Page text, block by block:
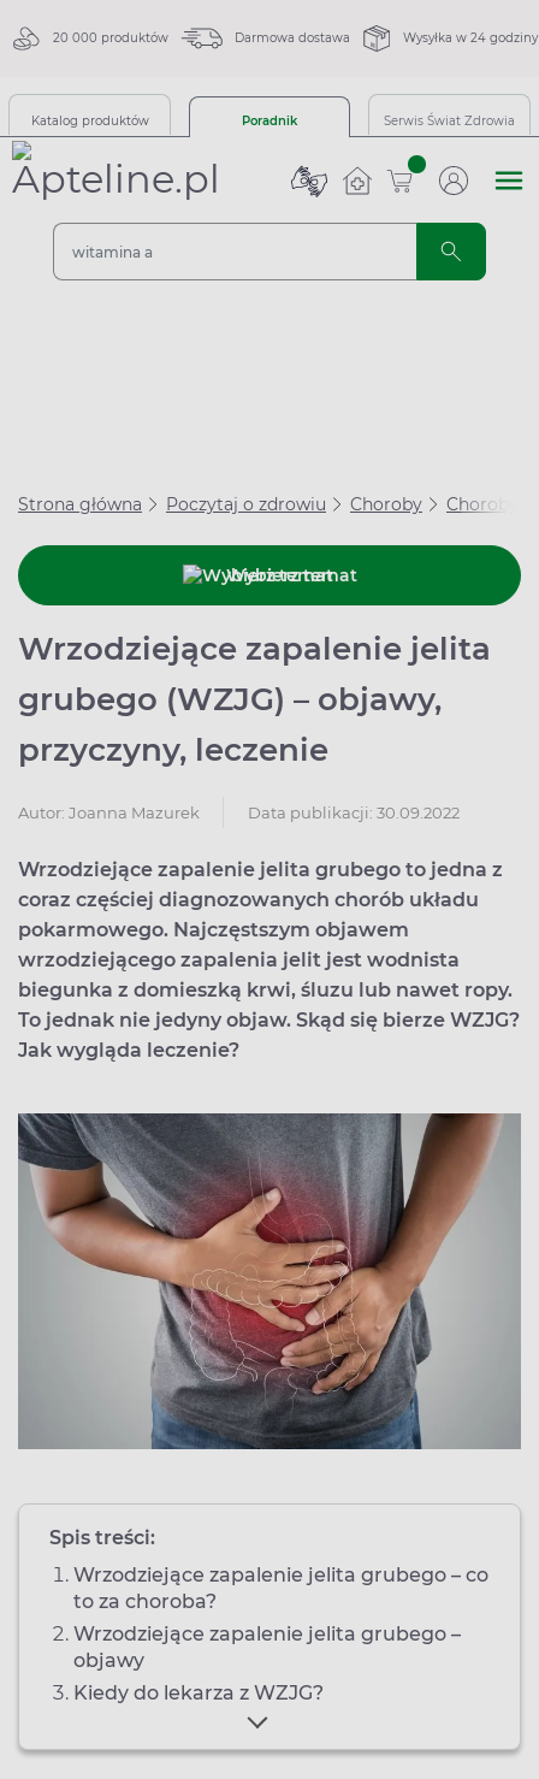
20 000 produktów Darmowa dostawa Wysyłka w 24 godziny
Katalog produktów Poradnik Serwis Świat Zdrowia
sztuk
Strona główna Poczytaj o zdrowiu Choroby Choroby
Wybierz temat
Wrzodziejące zapalenie jelita
grubego (WZJG) – objawy,
przyczyny, leczenie
Autor: Joanna Mazurek Data publikacji: 30.09.2022
Wrzodziejące zapalenie jelita grubego to jedna z
coraz częściej diagnozowanych chorób układu
pokarmowego. Najczęstszym objawem
wrzodziejącego zapalenia jelit jest wodnista
biegunka z domieszką krwi, śluzu lub nawet ropy.
To jednak nie jedyny objaw. Skąd się bierze WZJG?
Jak wygląda leczenie?
Spis treści:
Wrzodziejące zapalenie jelita grubego – co
to za choroba?
Wrzodziejące zapalenie jelita grubego –
objawy
Kiedy do lekarza z WZJG?